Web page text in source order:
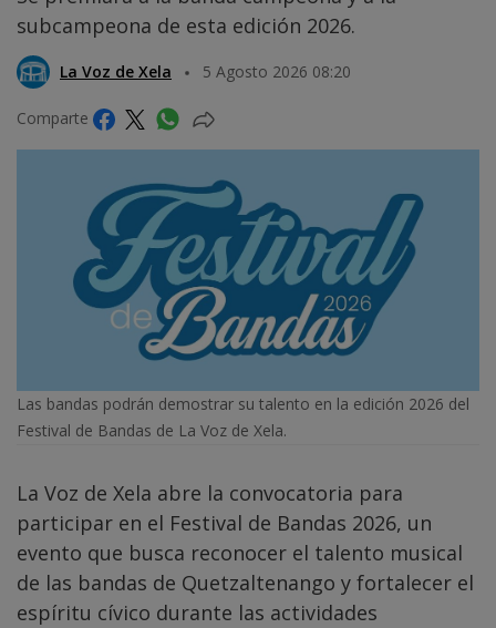
subcampeona de esta edición 2026.
La Voz de Xela 5 Agosto 2026 08:20
Comparte
Las bandas podrán demostrar su talento en la edición 2026 del
Festival de Bandas de La Voz de Xela.
La Voz de Xela abre la convocatoria para
participar en el Festival de Bandas 2026, un
evento que busca reconocer el talento musical
de las bandas de Quetzaltenango y fortalecer el
espíritu cívico durante las actividades